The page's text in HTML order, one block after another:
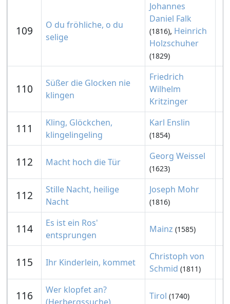
109
O du fröhliche, o du
selige
Johannes
Daniel Falk
(1816), Heinrich
Holzschuher
(1829)
110
Süßer die Glocken nie
klingen
Friedrich
Wilhelm
Kritzinger
111
Kling, Glöckchen,
klingelingeling
Karl Enslin
(1854)
112 Macht hoch die Tür
Georg Weissel
(1623)
112
Stille Nacht, heilige
Nacht
Joseph Mohr
(1816)
114
Es ist ein Ros'
entsprungen
Mainz (1585)
115 Ihr Kinderlein, kommet
Christoph von
Schmid (1811)
116
Wer klopfet an?
Tirol (1740)